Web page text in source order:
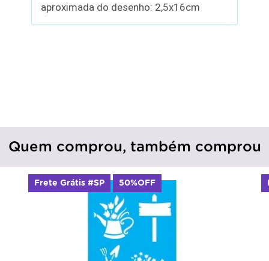
aproximada do desenho: 2,5x16cm
Quem comprou, também comprou
Frete Grátis #SP 50%OFF